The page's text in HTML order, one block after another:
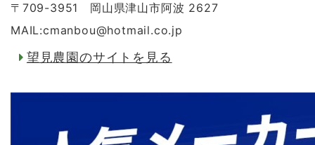
〒709-3951 岡山県津山市阿波 2627
MAIL:cmanbou@hotmail.co.jp
望見農園のサイトを見る